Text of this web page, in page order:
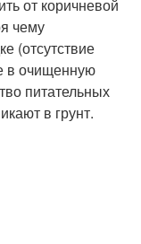
от коричневой
чему
(отсутствие
в очищенную
питательных
в грунт.